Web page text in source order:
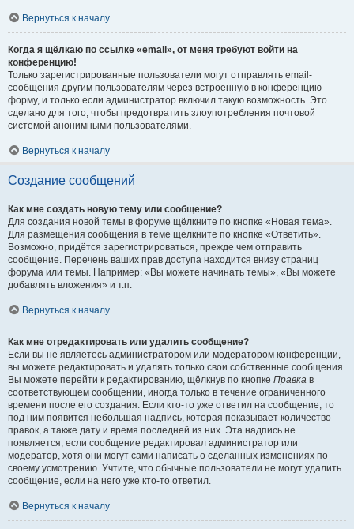
Вернуться к началу
Когда я щёлкаю по ссылке «email», от меня требуют войти на
конференцию!
Только зарегистрированные пользователи могут отправлять email-
сообщения другим пользователям через встроенную в конференцию
форму, и только если администратор включил такую возможность. Это
сделано для того, чтобы предотвратить злоупотребления почтовой
системой анонимными пользователями.
Вернуться к началу
Создание сообщений
Как мне создать новую тему или сообщение?
Для создания новой темы в форуме щёлкните по кнопке «Новая тема».
Для размещения сообщения в теме щёлкните по кнопке «Ответить».
Возможно, придётся зарегистрироваться, прежде чем отправить
сообщение. Перечень ваших прав доступа находится внизу страниц
форума или темы. Например: «Вы можете начинать темы», «Вы можете
добавлять вложения» и т.п.
Вернуться к началу
Как мне отредактировать или удалить сообщение?
Если вы не являетесь администратором или модератором конференции,
вы можете редактировать и удалять только свои собственные сообщения.
Вы можете перейти к редактированию, щёлкнув по кнопке Правка в
соответствующем сообщении, иногда только в течение ограниченного
времени после его создания. Если кто-то уже ответил на сообщение, то
под ним появится небольшая надпись, которая показывает количество
правок, а также дату и время последней из них. Эта надпись не
появляется, если сообщение редактировал администратор или
модератор, хотя они могут сами написать о сделанных изменениях по
своему усмотрению. Учтите, что обычные пользователи не могут удалить
сообщение, если на него уже кто-то ответил.
Вернуться к началу